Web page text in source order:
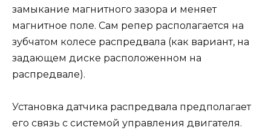
замыкание магнитного зазора и меняет
магнитное поле. Сам репер располагается на
зубчатом колесе распредвала (как вариант, на
задающем диске расположенном на
распредвале).
Установка датчика распредвала предполагает
его связь с системой управления двигателя.